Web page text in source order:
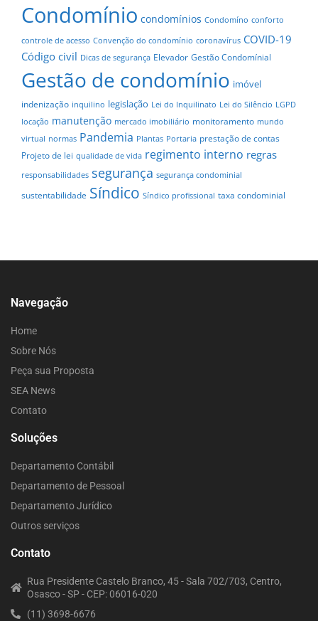
Condomínio condomínios Condomíno conforto
controle de acesso Convenção do condomínio coronavírus COVID-19
Código civil Dicas de segurança Elevador Gestão Condomínial
Gestão de condomínio imóvel
indenização inquilino legislação Lei do Inquilinato Lei do Silêncio LGPD
locação manutenção mercado imobiliário monitoramento mundo
virtual normas Pandemia Plantas Portaria prestação de contas
Projeto de lei qualidade de vida regimento interno regras
responsabilidades segurança segurança condominial
sustentabilidade Síndico Síndico profissional taxa condominial
Navegação
Home
Sobre Nós
Peça sua Proposta
SEA News
Contato
Soluções
Departamento Contábil
Departamento de Pessoal
Departamento Jurídico
Outros serviços
Contato
Rua Presidente Castelo Branco, 45 - Sala 702/703, Centro,
Osasco - SP - CEP: 06016-020
(11) 3698-6676